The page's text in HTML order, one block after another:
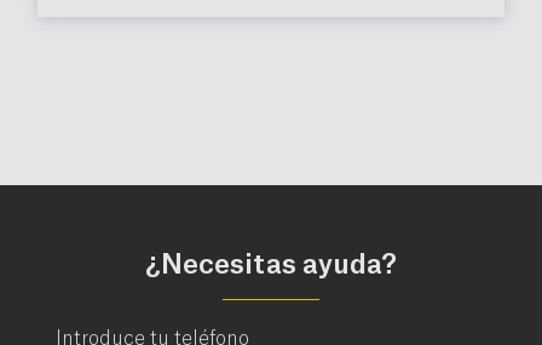
¿Necesitas ayuda?
Introduce tu teléfono